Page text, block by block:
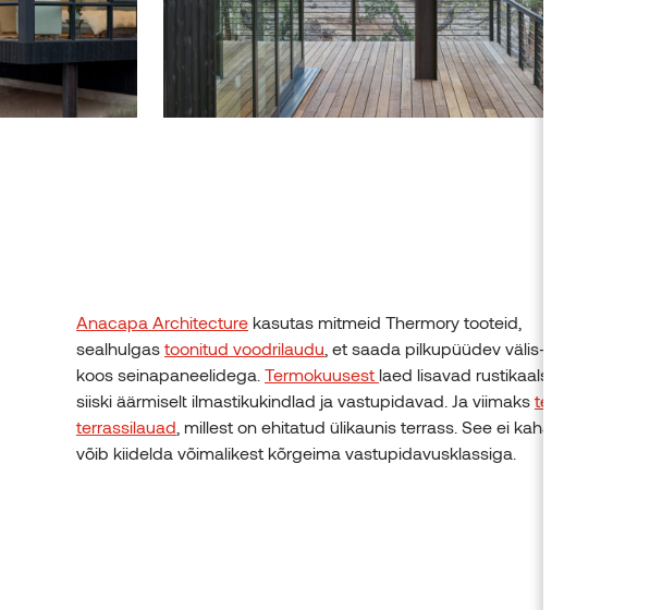
Anacapa Architecture kasutas mitmeid Thermory tooteid,
sealhulgas toonitud voodrilaudu , et saada pilkupüüdev välis- ja sisevooder
koos seinapaneelidega. Termokuusest laed lisavad rustikaalset võlu, olles
siiski äärmiselt ilmastikukindlad ja vastupidavad. Ja viimaks termosaarest
terrassilauad , millest on ehitatud ülikaunis terrass. See ei kahane ega paisu ja
võib kiidelda võimalikest kõrgeima vastupidavusklassiga.